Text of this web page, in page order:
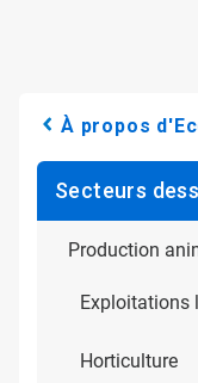
À propos
Secteurs
Production
Exploitations
Horticulture